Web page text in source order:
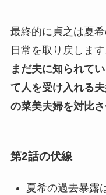
最終的に貞之は夏
日常を取り戻します
まだ夫に知られてい
て人を受け入れる
の菜美夫婦を対比
第2話の伏線
夏希の過去暴露